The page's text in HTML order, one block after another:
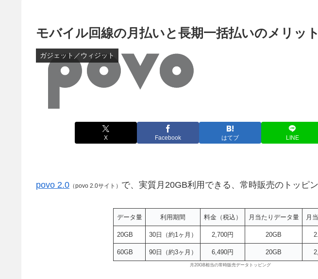
モバイル回線の月払いと長期一括払いのメリッ
ガジェット／ウィジット
X Facebook はてブ LINE
povo 2.0 （povo 2.0サイト） で、実質月20GB利用できる、常時販売のトッピ
データ量 利用期間 料金（税込） 月当たりデータ量 月
20GB 30日（約1ヶ月） 2,700円 20GB
60GB 90日（約3ヶ月） 6,490円 20GB
月20GB相当の常時販売データトッピング